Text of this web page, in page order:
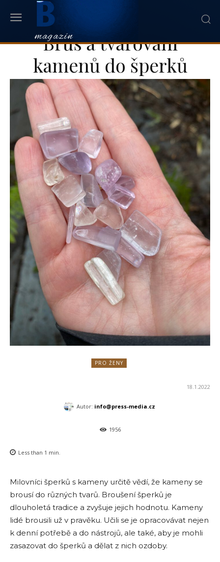
B
magazín
Brus a tvarování
kamenů do šperků
PRO ŽENY
18.1.2022
Autor: info@press-media.cz
1956
Less than 1 min.
Milovníci šperků s kameny určitě vědí, že kameny se
brousí do různých tvarů. Broušení šperků je
dlouholetá tradice a zvyšuje jejich hodnotu. Kameny
lidé brousili už v pravěku. Učili se je opracovávat nejen
k denní potřebě a do nástrojů, ale také, aby je mohli
zasazovat do šperků a dělat z nich ozdoby.